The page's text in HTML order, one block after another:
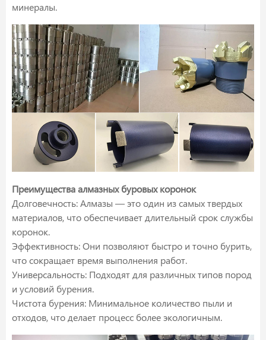
минералы.
Преимущества алмазных буровых коронок
Долговечность: Алмазы — это один из самых твердых
материалов, что обеспечивает длительный срок службы
коронок.
Эффективность: Они позволяют быстро и точно бурить,
что сокращает время выполнения работ.
Универсальность: Подходят для различных типов пород
и условий бурения.
Чистота бурения: Минимальное количество пыли и
отходов, что делает процесс более экологичным.